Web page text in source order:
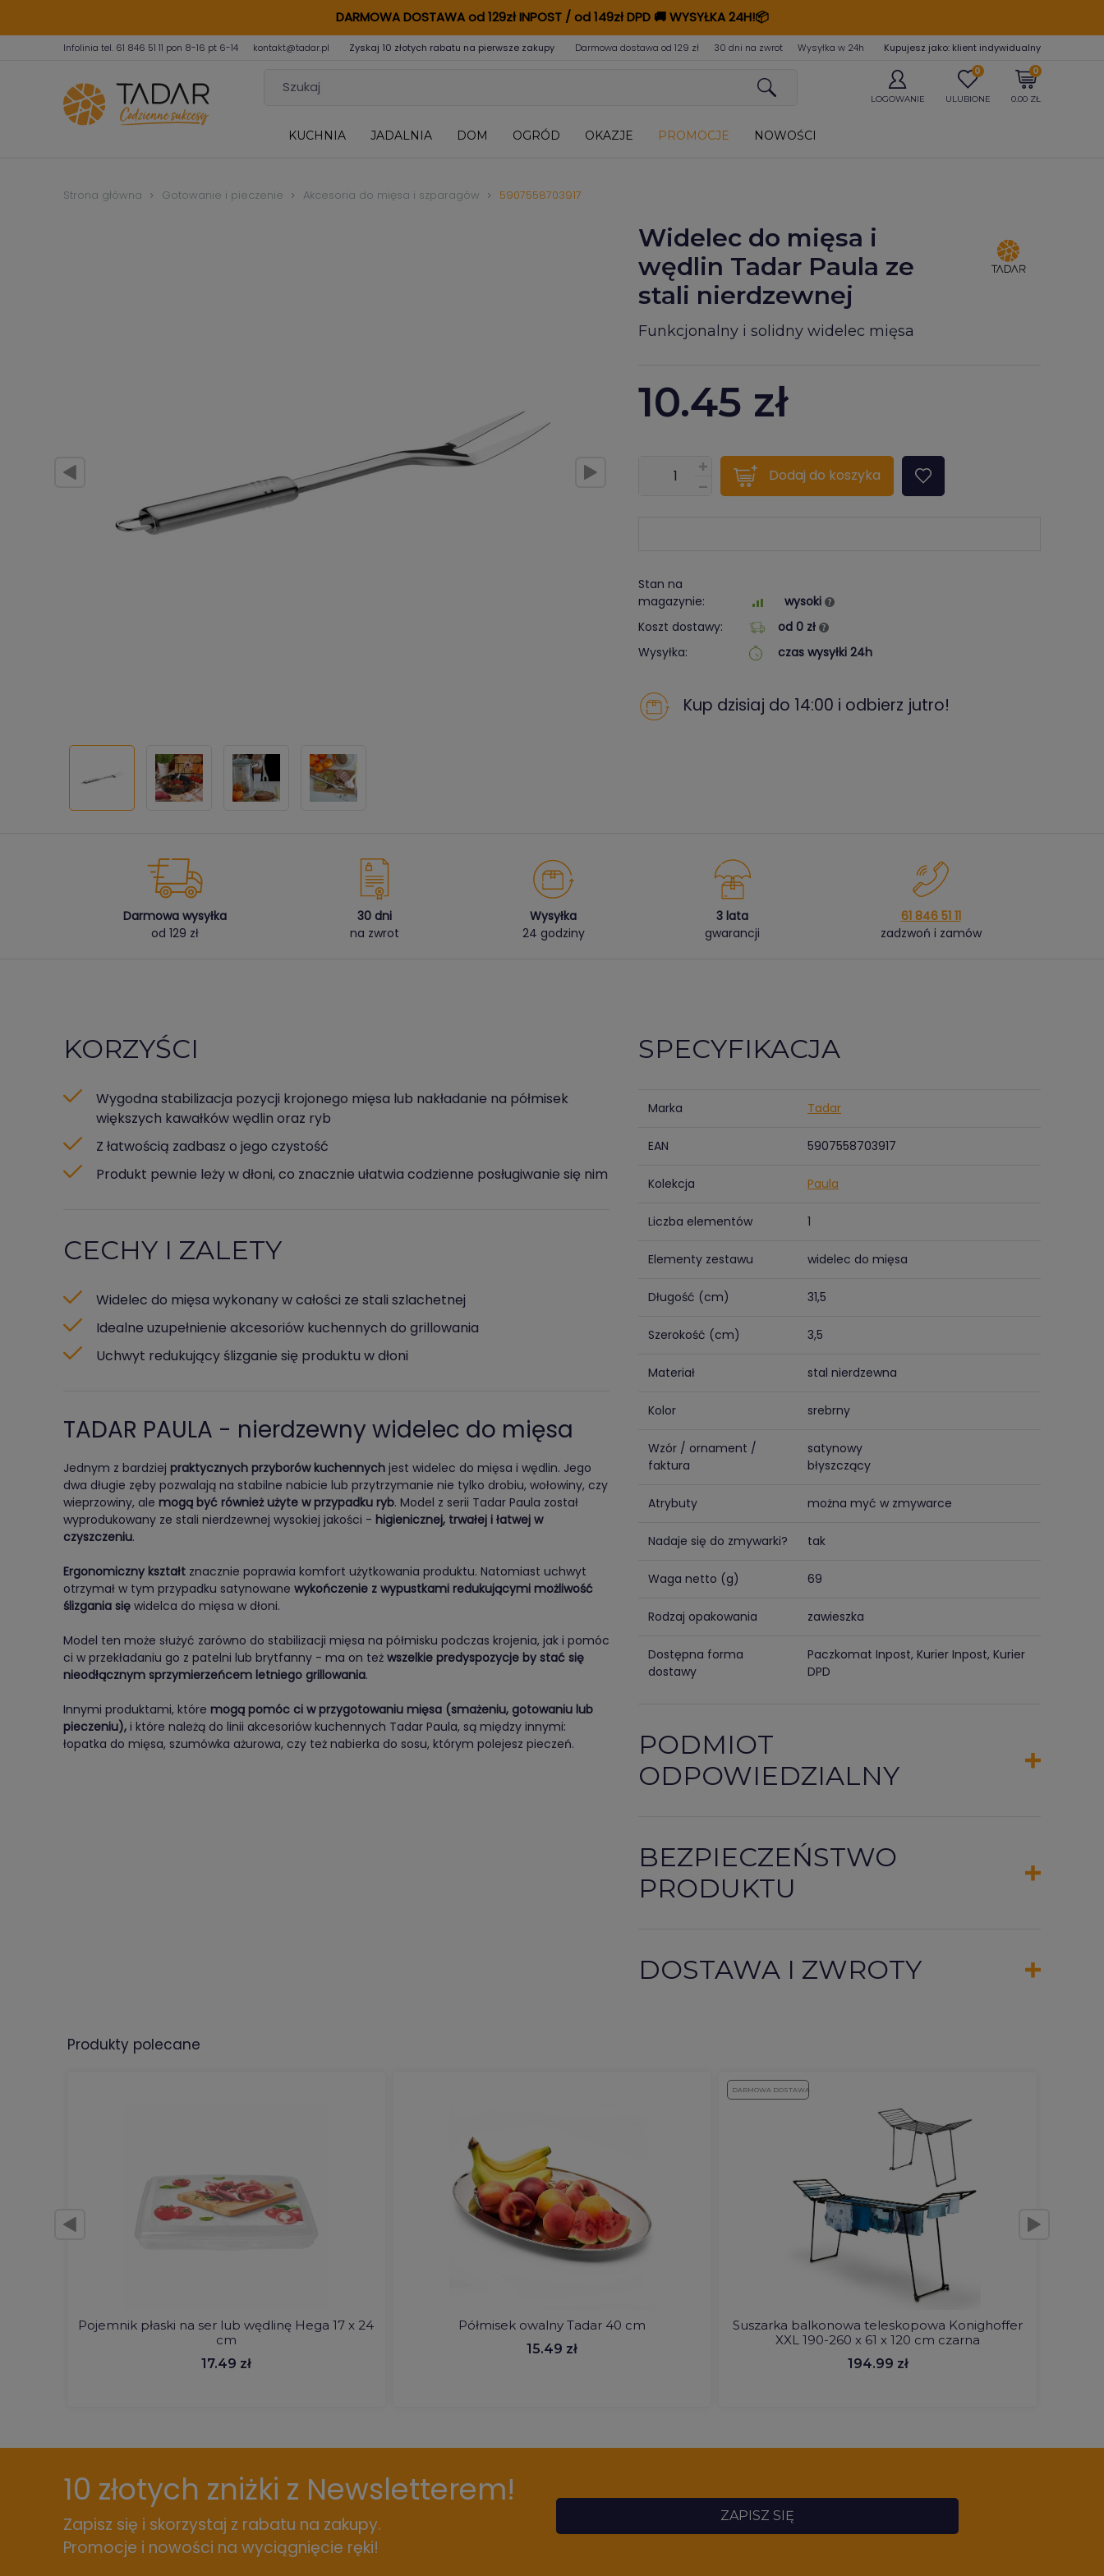
DARMOWA DOSTAWA od 129zł INPOST / od 149zł DPD🚚WYSYŁKA 24H!📦
Infolinia tel. 61 846 51 11 pon 8-16 pt 6-14 kontakt@tadar.pl Zyskaj 10 złotych rabatu na pierwsze zakupy Darmowa dostawa od 129 zł 30 dni na zwrot Wysyłka w 24h Kupujesz jako: klient indywidualny
LOGOWANIE
0
ULUBIONE
0
0.00 ZŁ
KUCHNIA JADALNIA DOM OGRÓD OKAZJE PROMOCJE NOWOŚCI
Strona główna Gotowanie i pieczenie Akcesoria do mięsa i szparagów 5907558703917
Widelec do mięsa i
wędlin Tadar Paula ze
stali nierdzewnej
Funkcjonalny i solidny widelec mięsa
10.45 zł
???pl.msg.item.quantity???
Dodaj do koszyka
Stan na
magazynie:
wysoki
Koszt dostawy:
od 0 zł
Wysyłka:
czas wysyłki 24h
Kup dzisiaj do 14:00 i odbierz jutro!
Darmowa wysyłka
od 129 zł
30 dni
na zwrot
Wysyłka
24 godziny
3 lata
gwarancji
61 846 51 11
zadzwoń i zamów
KORZYŚCI
Wygodna stabilizacja pozycji krojonego mięsa lub nakładanie na półmisek
większych kawałków wędlin oraz ryb
Z łatwością zadbasz o jego czystość
Produkt pewnie leży w dłoni, co znacznie ułatwia codzienne posługiwanie się nim
CECHY I ZALETY
Widelec do mięsa wykonany w całości ze stali szlachetnej
Idealne uzupełnienie akcesoriów kuchennych do grillowania
Uchwyt redukujący ślizganie się produktu w dłoni
TADAR PAULA - nierdzewny widelec do mięsa
Jednym z bardziej praktycznych przyborów kuchennych jest widelec do mięsa i wędlin. Jego
dwa długie zęby pozwalają na stabilne nabicie lub przytrzymanie nie tylko drobiu, wołowiny, czy
wieprzowiny, ale mogą być również użyte w przypadku ryb. Model z serii Tadar Paula został
wyprodukowany ze stali nierdzewnej wysokiej jakości - higienicznej, trwałej i łatwej w
czyszczeniu.
Ergonomiczny kształt znacznie poprawia komfort użytkowania produktu. Natomiast uchwyt
otrzymał w tym przypadku satynowane wykończenie z wypustkami redukującymi możliwość
ślizgania się widelca do mięsa w dłoni.
Model ten może służyć zarówno do stabilizacji mięsa na półmisku podczas krojenia, jak i pomóc
ci w przekładaniu go z patelni lub brytfanny - ma on też wszelkie predyspozycje by stać się
nieodłącznym sprzymierzeńcem letniego grillowania.
Innymi produktami, które mogą pomóc ci w przygotowaniu mięsa (smażeniu, gotowaniu lub
pieczeniu), i które należą do linii akcesoriów kuchennych Tadar Paula, są między innymi:
łopatka do mięsa, szumówka ażurowa, czy też nabierka do sosu, którym polejesz pieczeń.
SPECYFIKACJA
Marka Tadar
EAN 5907558703917
Kolekcja Paula
Liczba elementów 1
Elementy zestawu widelec do mięsa
Długość (cm) 31,5
Szerokość (cm) 3,5
Materiał stal nierdzewna
Kolor srebrny
Wzór / ornament /
faktura
satynowy
błyszczący
Atrybuty można myć w zmywarce
Nadaje się do zmywarki? tak
Waga netto (g) 69
Rodzaj opakowania zawieszka
Dostępna forma
dostawy
Paczkomat Inpost, Kurier Inpost, Kurier
DPD
PODMIOT
ODPOWIEDZIALNY
BEZPIECZEŃSTWO
PRODUKTU
DOSTAWA I ZWROTY
produkty polecane
Pojemnik płaski na ser lub wędlinę Hega 17 x 24
cm
17.49 zł
Półmisek owalny Tadar 40 cm
15.49 zł
DARMOWA DOSTAWA
Suszarka balkonowa teleskopowa Konighoffer
XXL 190-260 x 61 x 120 cm czarna
194.99 zł
10 złotych zniżki z Newsletterem!
Zapisz się i skorzystaj z rabatu na zakupy.
Promocje i nowości na wyciągnięcie ręki!
ZAPISZ SIĘ